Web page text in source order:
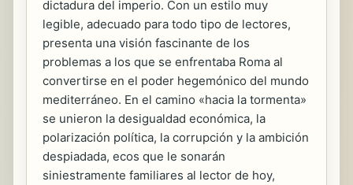
dictadura del imperio. Con un estilo muy
legible, adecuado para todo tipo de lectores,
presenta una visión fascinante de los
problemas a los que se enfrentaba Roma al
convertirse en el poder hegemónico del mundo
mediterráneo. En el camino «hacia la tormenta»
se unieron la desigualdad económica, la
polarización política, la corrupción y la ambición
despiadada, ecos que le sonarán
siniestramente familiares al lector de hoy,